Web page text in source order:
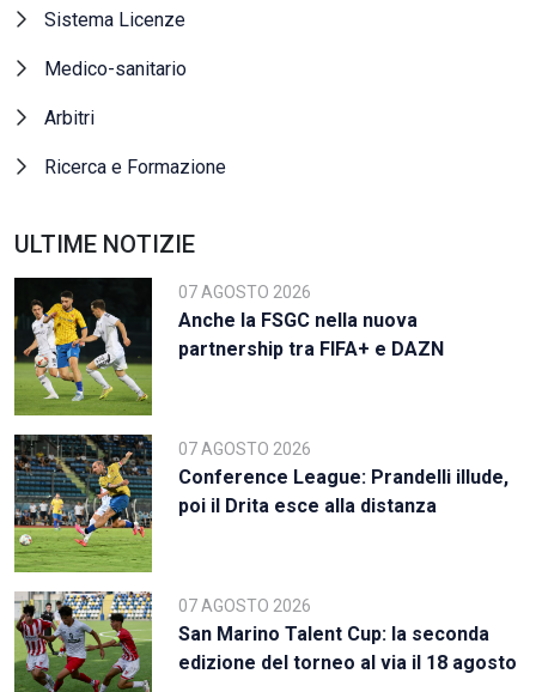
Sistema Licenze
Medico-sanitario
Arbitri
Ricerca e Formazione
ULTIME NOTIZIE
07 AGOSTO 2026
Anche la FSGC nella nuova
partnership tra FIFA+ e DAZN
07 AGOSTO 2026
Conference League: Prandelli illude,
poi il Drita esce alla distanza
07 AGOSTO 2026
San Marino Talent Cup: la seconda
edizione del torneo al via il 18 agosto